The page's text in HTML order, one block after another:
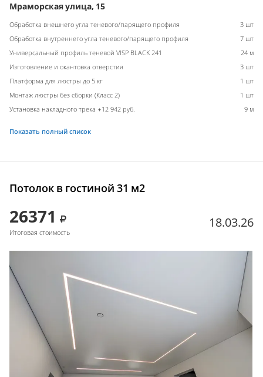
Мраморская улица, 15
Обработка внешнего угла теневого/парящего профиля
3 шт
Обработка внутреннего угла теневого/парящего профиля
7 шт
Универсальный профиль теневой VISP BLACK 241
24 м
Изготовление и окантовка отверстия
3 шт
Платформа для люстры до 5 кг
1 шт
Монтаж люстры без сборки (Класс 2)
1 шт
Установка накладного трека +12 942 руб.
9 м
Показать полный список
Потолок в гостиной 31 м2
26371
Итоговая стоимость
18.03.26